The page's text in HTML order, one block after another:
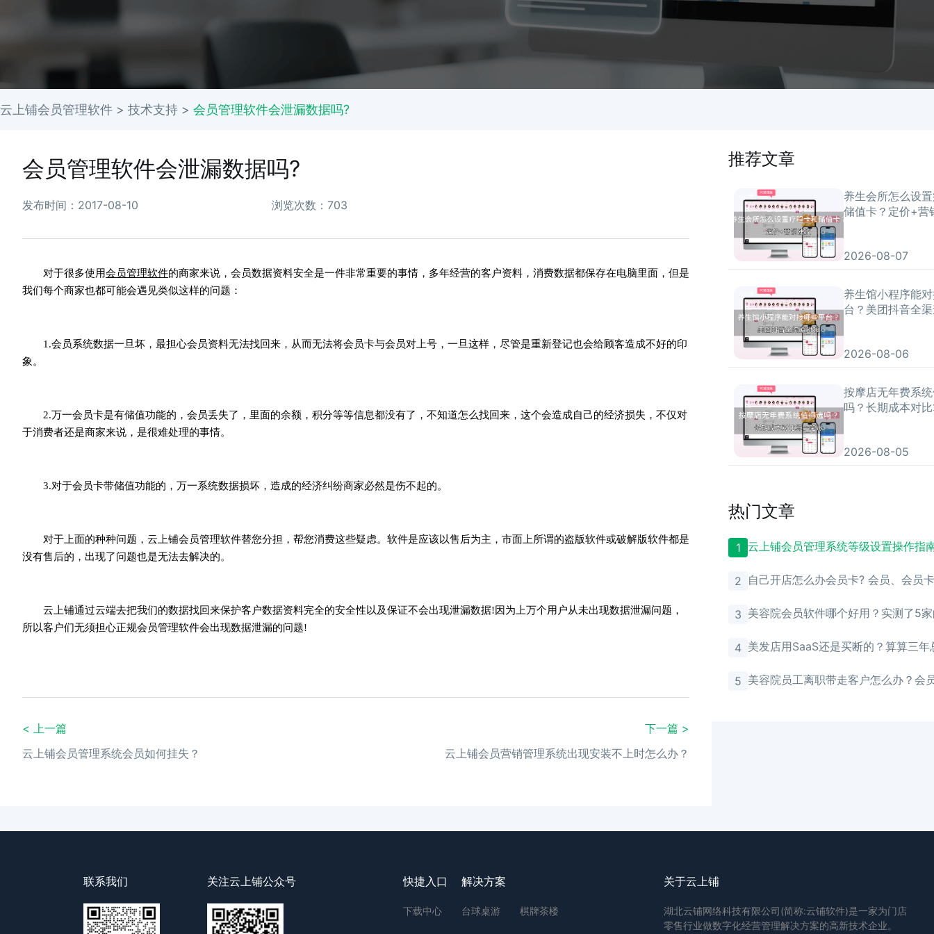
云上铺会员管理软件 > 技术支持 > 会员管理软件会泄漏数据吗?
会员管理软件会泄漏数据吗?
发布时间：2017-08-10 浏览次数：703
对于很多使用会员管理软件的商家来说，会员数据资料安全是一件非常重要的事情，多年经营的客户资料，消费数据都保存在电脑里面，但是
我们每个商家也都可能会遇见类似这样的问题：
1.会员系统数据一旦坏，最担心会员资料无法找回来，从而无法将会员卡与会员对上号，一旦这样，尽管是重新登记也会给顾客造成不好的印
象。
2.万一会员卡是有储值功能的，会员丢失了，里面的余额，积分等等信息都没有了，不知道怎么找回来，这个会造成自己的经济损失，不仅对
于消费者还是商家来说，是很难处理的事情。
3.对于会员卡带储值功能的，万一系统数据损坏，造成的经济纠纷商家必然是伤不起的。
对于上面的种种问题，云上铺会员管理软件替您分担，帮您消费这些疑虑。软件是应该以售后为主，市面上所谓的盗版软件或破解版软件都是
没有售后的，出现了问题也是无法去解决的。
云上铺通过云端去把我们的数据找回来保护客户数据资料完全的安全性以及保证不会出现泄漏数据!因为上万个用户从未出现数据泄漏问题，
所以客户们无须担心正规会员管理软件会出现数据泄漏的问题!
< 上一篇
云上铺会员管理系统会员如何挂失？
下一篇 >
云上铺会员营销管理系统出现安装不上时怎么办？
推荐文章
养生会所怎么设
储值卡？定价+营
2026-08-07
养生馆小程序能
台？美团抖音全
2026-08-06
按摩店无年费系
吗？长期成本对
2026-08-05
热门文章
1 云上铺会员管理系统等级设置操作指
2 自己开店怎么办会员卡? 会员、会员
3 美容院会员软件哪个好用？实测了5
4 美发店用SaaS还是买断的？算算三年
5 美容院员工离职带走客户怎么办？会
联系我们 关注云上铺公众号 快捷入口
下载中心
解决方案
台球桌游 棋牌茶楼
关于云上铺
湖北云铺网络科技有限公司(简称:云铺软件)是一家为门店
零售行业做数字化经营管理解决方案的高新技术企业。